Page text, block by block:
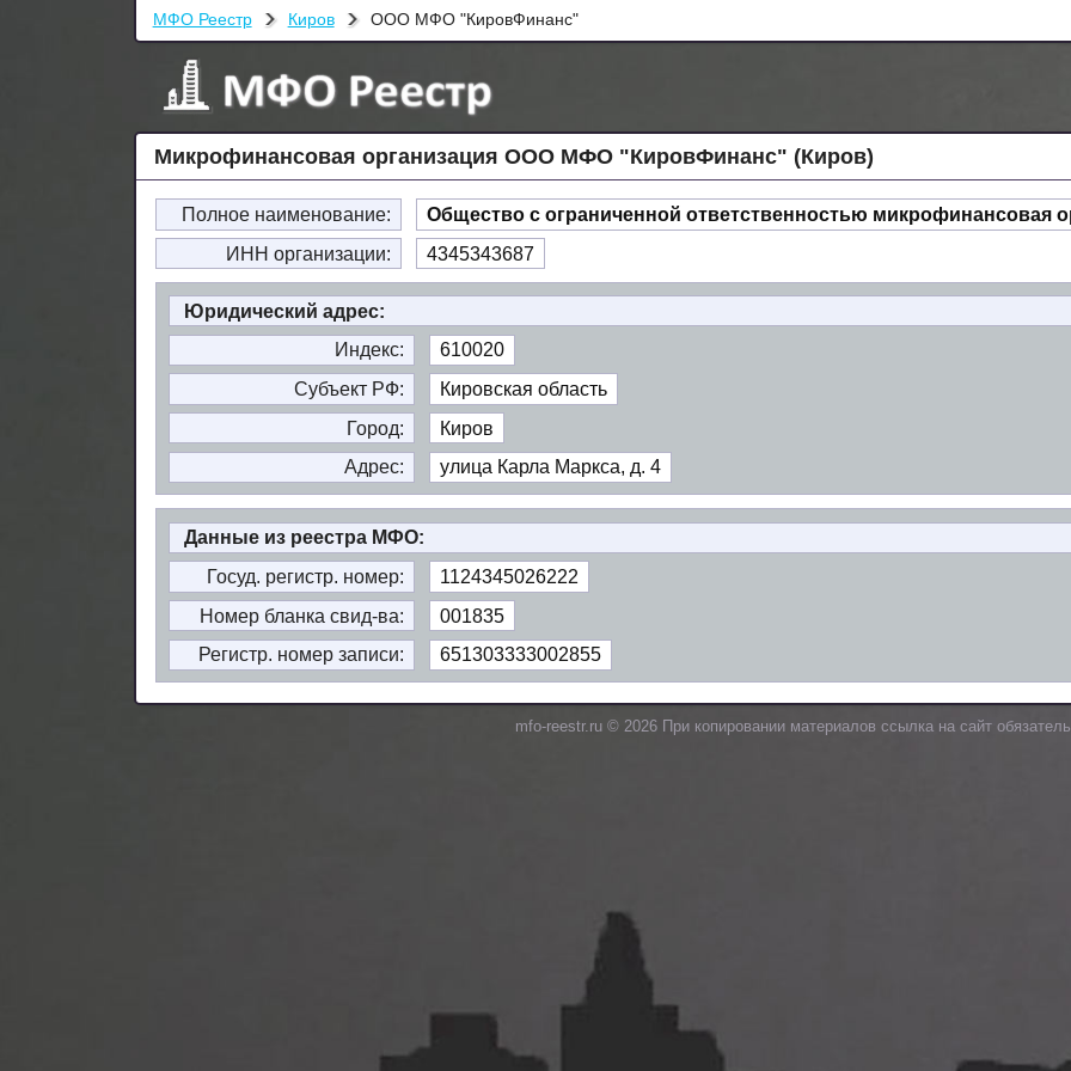
МФО Реестр Киров ООО МФО "КировФинанс"
Микрофинансовая организация ООО МФО "КировФинанс" (Киров)
Полное наименование:
Общество с ограниченной ответственностью микрофинансовая
ИНН организации:
4345343687
Юридический адрес:
Индекс:
610020
Субъект РФ:
Кировская область
Город:
Киров
Адрес:
улица Карла Маркса, д. 4
Данные из реестра МФО:
Госуд. регистр. номер:
1124345026222
Номер бланка свид-ва:
001835
Регистр. номер записи:
651303333002855
mfo-reestr.ru © 2026 При копировании материалов ссылка на сайт